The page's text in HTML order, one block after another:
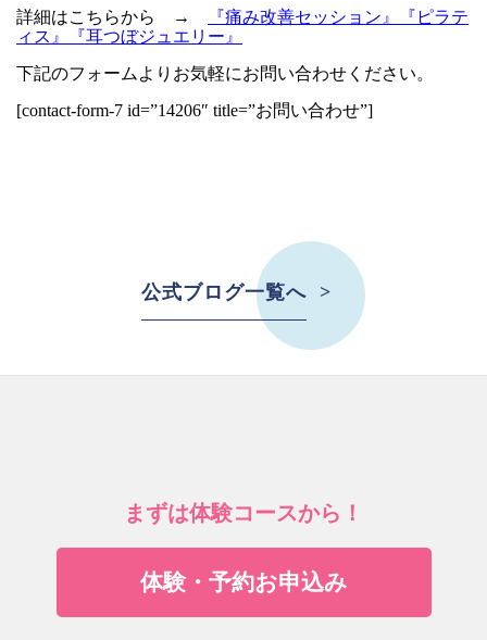
詳細はこちらから →
『痛み改善セッション』
『ピラテ
ィス』
『耳つぼジュエリー』
下記のフォームよりお気軽にお問い合わせください。
[contact-form-7 id=”14206″ title=”お問い合わせ”]
公式ブログ一覧へ
まずは体験コースから！
体験・予約お申込み